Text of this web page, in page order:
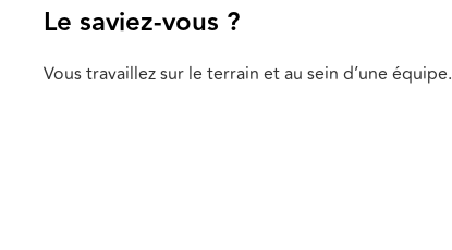
Le saviez-vous ?
Vous travaillez sur le terrain et au sein d’une équipe.